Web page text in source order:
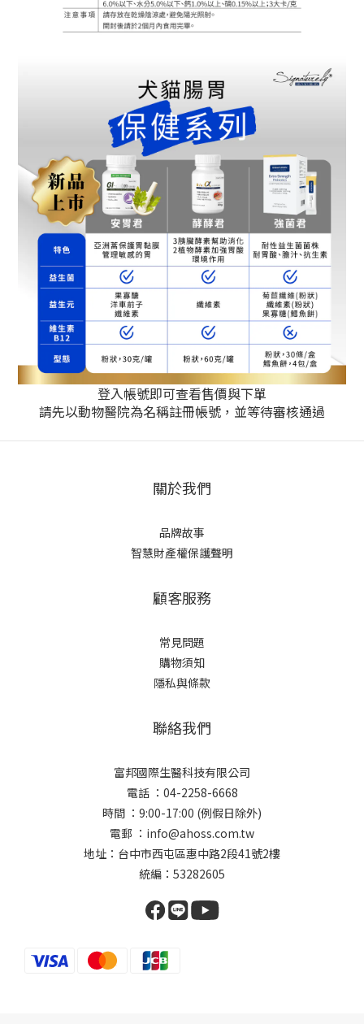
登入帳號即可查看售價與下單
請先以動物醫院為名稱註冊帳號，並等待審核通過
關於我們
品牌故事
智慧財產權保護聲明
顧客服務
常見問題
購物須知
隱私與條款
聯絡我們
富邦國際生醫科技有限公司
電話 ：04-2258-6668
時間 ：9:00-17:00 (例假日除外)
電郵 ：info@ahoss.com.tw
地址：台中市西屯區惠中路2段41號2樓
統編：53282605